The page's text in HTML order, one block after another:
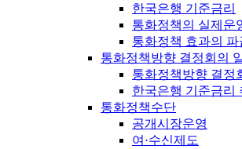
한국은행 기준금리
통화정책의 실제운
통화정책 효과의 파
통화정책방향 결정회의
통화정책방향 결정
한국은행 기준금리
통화정책수단
공개시장운영
여·수신제도